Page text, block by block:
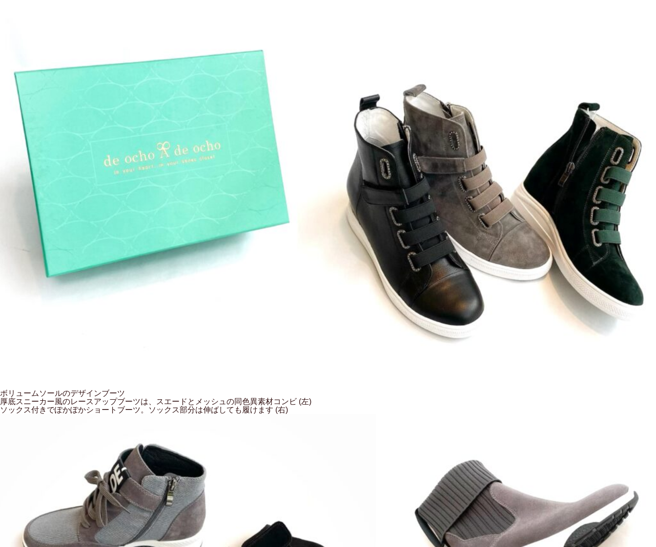
ボリュームソールのデザインブーツ
厚底スニーカー風のレースアップブーツは、スエードとメッシュの同色異素材コンビ (左)
ソックス付きでぽかぽかショートブーツ。ソックス部分は伸ばしても履けます (右)